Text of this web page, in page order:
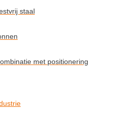
staal
met positionering